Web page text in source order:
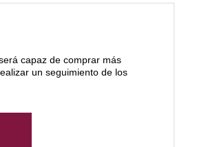
capaz de comprar más
un seguimiento de los